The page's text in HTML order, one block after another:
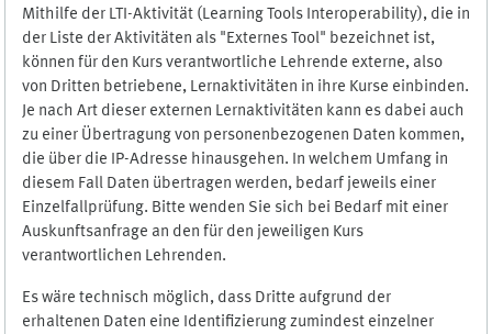
Mithilfe der LTI-Aktivität (Learning Tools Interoperability), die in
der Liste der Aktivitäten als "Externes Tool" bezeichnet ist,
können für den Kurs verantwortliche Lehrende externe, also
von Dritten betriebene, Lernaktivitäten in ihre Kurse einbinden.
Je nach Art dieser externen Lernaktivitäten kann es dabei auch
zu einer Übertragung von personenbezogenen Daten kommen,
die über die IP-Adresse hinausgehen. In welchem Umfang in
diesem Fall Daten übertragen werden, bedarf jeweils einer
Einzelfallprüfung. Bitte wenden Sie sich bei Bedarf mit einer
Auskunftsanfrage an den für den jeweiligen Kurs
verantwortlichen Lehrenden.
Es wäre technisch möglich, dass Dritte aufgrund der
erhaltenen Daten eine Identifizierung zumindest einzelner